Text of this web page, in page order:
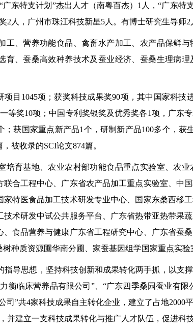
东特支计划”杰出人才（南粤百杰）1人，“广东特
2人，广州市珠江科技新星5人。有博士研究生导师2
、营养功能食品、禽畜水产加工、农产品保鲜与
育、蚕桑高效种养技术及蚕业经济、蚕桑生理病
1045项；获奖科技成果奖90项，其中国家科技
等奖10项；中国专利奖银奖及优秀奖各1项，广东
；获国家重点新产品1个，研制新产品100多个，获
被收录的SCI论文874篇。
育基地、农业农村部功能食品重点实验室、农业
合工程中心、广东省农产品加工重点实验室、中
特医食品加工技术研发专业中心、国家东桑西移
术研发中试公共服务平台、广东省热带亚热带果
食品营养与健康广东省工程研究中心、广东省蚕
种质资源圃华南分圃、家蚕基因组学国家重点实验
导思想，坚持科技创新和成果转化两手抓，以支
衡临床营养品有限公司”、“广东四季桑园蚕业有
司”共4家科技成果自主转化企业，建立了占地2000
并建立一支科技成果转化与推广人才队伍，促进科